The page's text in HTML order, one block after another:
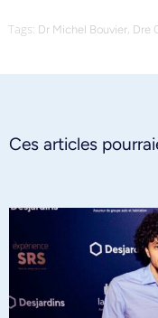
Tags: Dr Michel Bouvier, Dre
Ces articles